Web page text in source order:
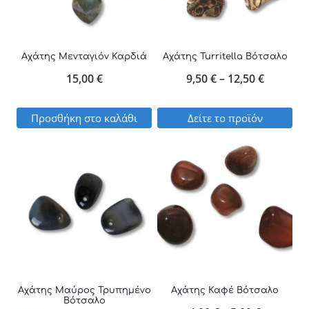
παραλλαγές.
Οι
επιλογές
επιλεγούν
στη
του
προϊόντος
Αχάτης Μενταγιόν Καρδιά
15,00€
Προσθήκη στο καλάθι
Αχάτης Turritella Βότσαλο
9,50€ – 12,50€Price
Δείτε το προϊόν
το
προϊόν
έχει
πολλαπλές
παραλλαγές.
επιλογές
Αχάτης Μαύρος Τρυπημένο
Βότσαλο
Αχάτης Καφέ Βότσαλο